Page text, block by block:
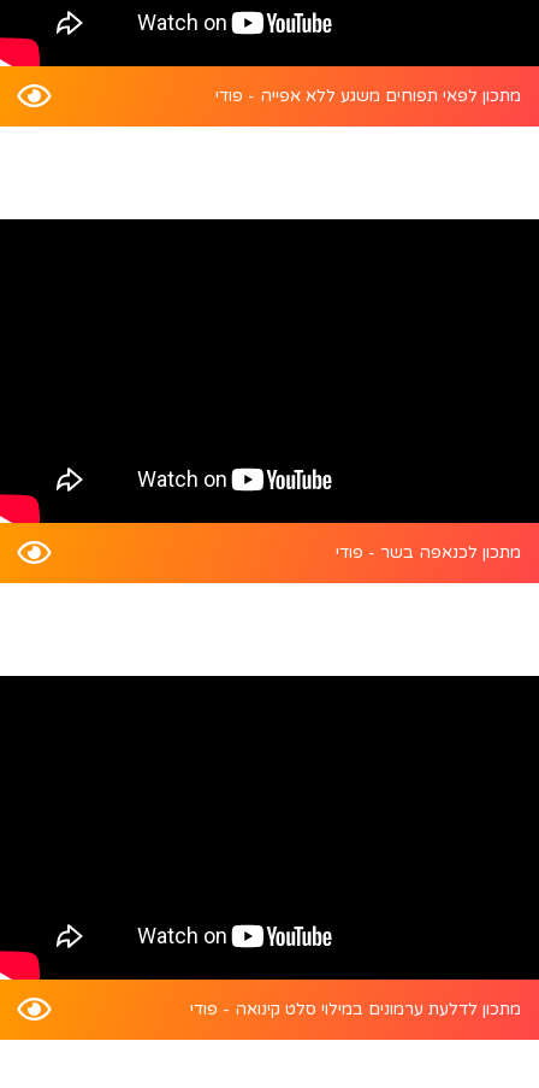
מתכון לפאי תפוחים משגע ללא אפייה - פודי
מתכון לכנאפה בשר - פודי
מתכון לדלעת ערמונים במילוי סלט קינואה - פודי